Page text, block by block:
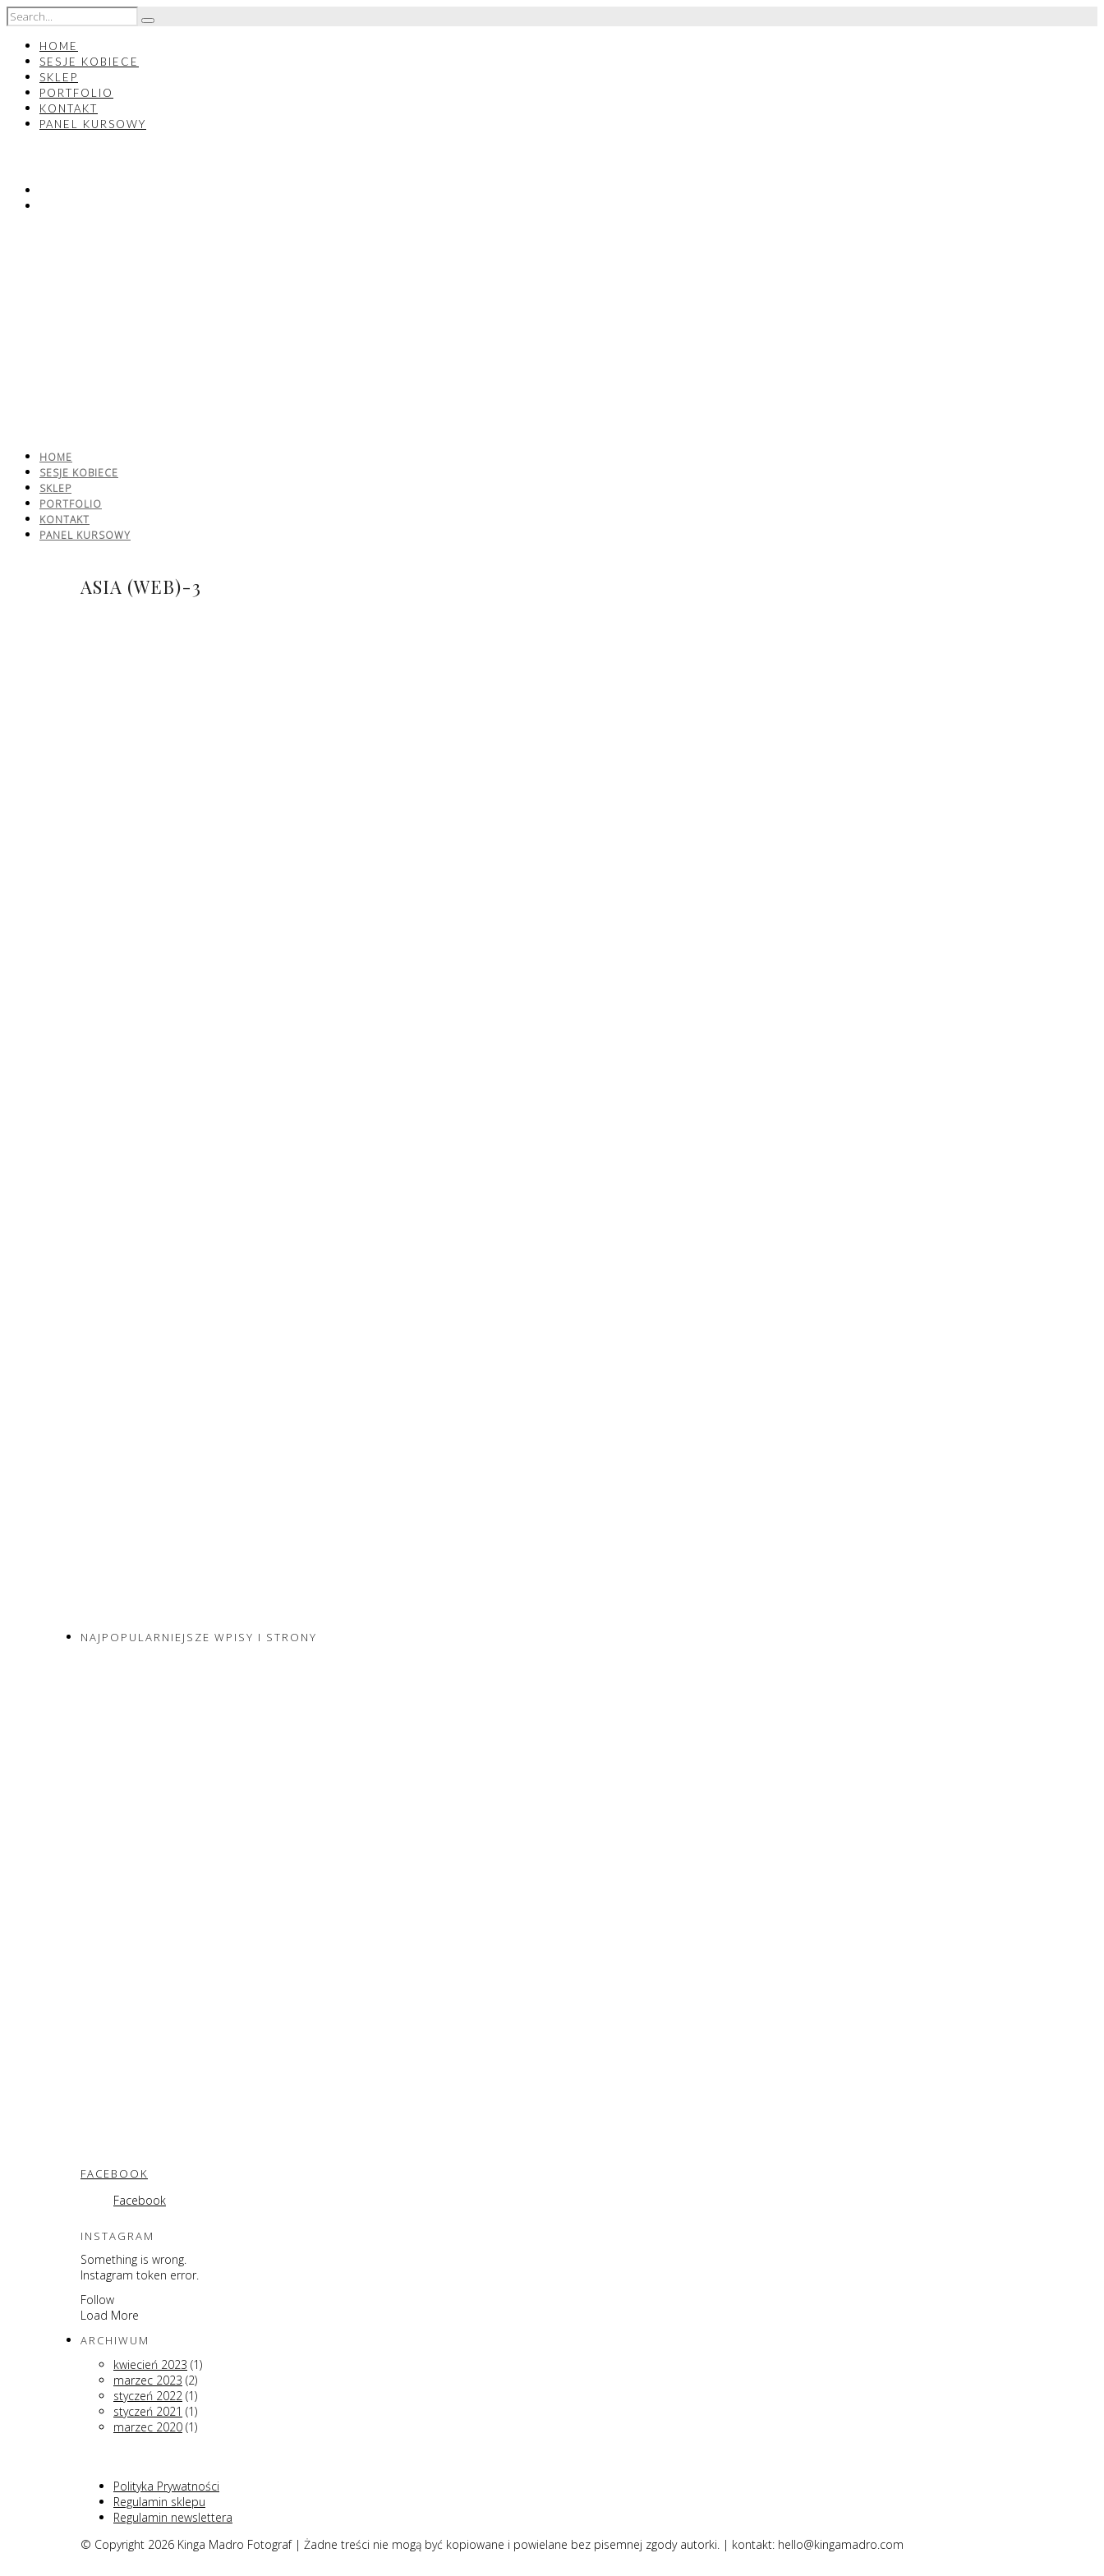
HOME
SESJE KOBIECE
SKLEP
PORTFOLIO
KONTAKT
PANEL KURSOWY
HOME
SESJE KOBIECE
SKLEP
PORTFOLIO
KONTAKT
PANEL KURSOWY
ASIA (WEB)-3
NAJPOPULARNIEJSZE WPISY I STRONY
FACEBOOK
Facebook
INSTAGRAM
Something is wrong.
Instagram token error.
Follow
Load More
ARCHIWUM
kwiecień 2023 (1)
marzec 2023 (2)
styczeń 2022 (1)
styczeń 2021 (1)
marzec 2020 (1)
Polityka Prywatności
Regulamin sklepu
Regulamin newslettera
© Copyright 2026 Kinga Madro Fotograf | Żadne treści nie mogą być kopiowane i powielane bez pisemnej zgody autorki. | kontakt: hello@kingamadro.com